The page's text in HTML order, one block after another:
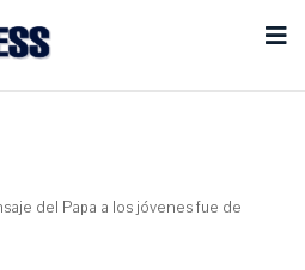
del Papa a los jóvenes fue de